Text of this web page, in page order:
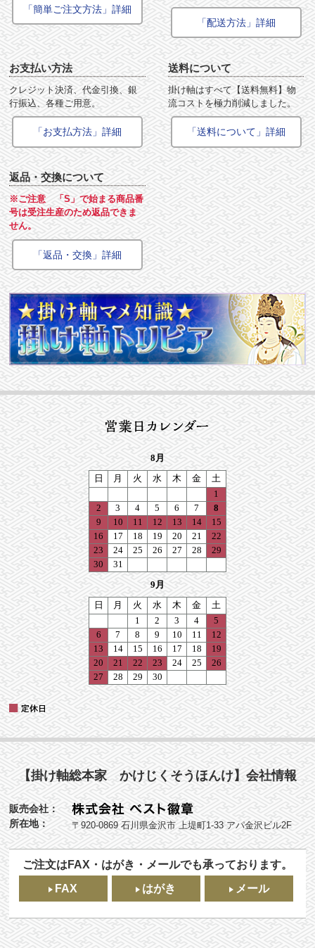
「簡単ご注文方法」詳細
「配送方法」詳細
お支払い方法
クレジット決済、代金引換、銀
行振込、各種ご用意。
「お支払方法」詳細
送料について
掛け軸はすべて【送料無料】物
流コストを極力削減しました。
「送料について」詳細
返品・交換について
※ご注意 「S」で始まる商品番
号は受注生産のため返品できま
せん。
「返品・交換」詳細
【掛け軸総本家 かけじくそうほんけ】会社情報
販売会社：
所在地：
〒920-0869 石川県金沢市 上堤町1-33 アパ金沢ビル2F
ご注文はFAX・はがき・メールでも承っております。
FAX
はがき メール